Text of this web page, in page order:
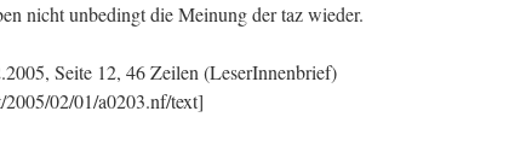
nicht unbe­dingt die Mei­nung der taz wieder.
Sei­te 12, 46 Zei­len (Lese­rIn­nen­brief)
02/01/a0203.nf/text]